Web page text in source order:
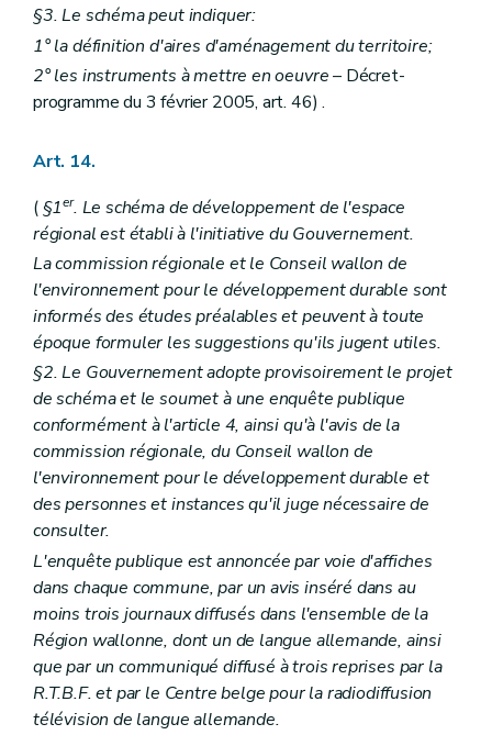
Art. 335
Art. 336
Art. 337
Art. 338
Art. 339
Art. 344 à 380
Chapitre XII
De la forme des décisions prises en matière de permis d'urbanisme, de permis de lotir et de modifications de permis de lotir par le collège des bourgmestre et échevins
Art. 381
Art. 382
Art. 383
Chapitre XIII
De la forme des décisions prises en matière de permis d'urbanisme, de permis de lotir et de modifications de permis de lotir par le fonctionnaire délégué en application de l'article
118
Art. 384
Art. 385
Art. 386
Chapitre XIV De la forme des décisions prises en matière de permis d'urbanisme, de permis de lotir et de modifications de permis de lotir par le Gouvernement ou le fonctionnaire délégué en application des articles 121,
122
et
127
Art. 387
Art. 388/2
Art. 388/3
Art. 388/4
Art. 388/5
Chapitre XV Des fonctionnaires délégués pour l'application des articles 67, 69, 70, 71 et 77 (lire articles
155, §2
157
§3. Le schéma peut indiquer:
1° la définition d'aires d'aménagement du territoire;
2° les instruments à mettre en oeuvre– Décret-
programme du 3 février 2005, art. 46) .
Art. 14.
( §1er. Le schéma de développement de l'espace
régional est établi à l'initiative du Gouvernement.
La commission régionale et le Conseil wallon de
l'environnement pour le développement durable sont
informés des études préalables et peuvent à toute
époque formuler les suggestions qu'ils jugent utiles.
§2. Le Gouvernement adopte provisoirement le projet
de schéma et le soumet à une enquête publique
conformément à l'article 4, ainsi qu'à l'avis de la
commission régionale, du Conseil wallon de
l'environnement pour le développement durable et
des personnes et instances qu'il juge nécessaire de
consulter.
L'enquête publique est annoncée par voie d'affiches
dans chaque commune, par un avis inséré dans au
moins trois journaux diffusés dans l'ensemble de la
Région wallonne, dont un de langue allemande, ainsi
que par un communiqué diffusé à trois reprises par la
R.T.B.F. et par le Centre belge pour la radiodiffusion
télévision de langue allemande.